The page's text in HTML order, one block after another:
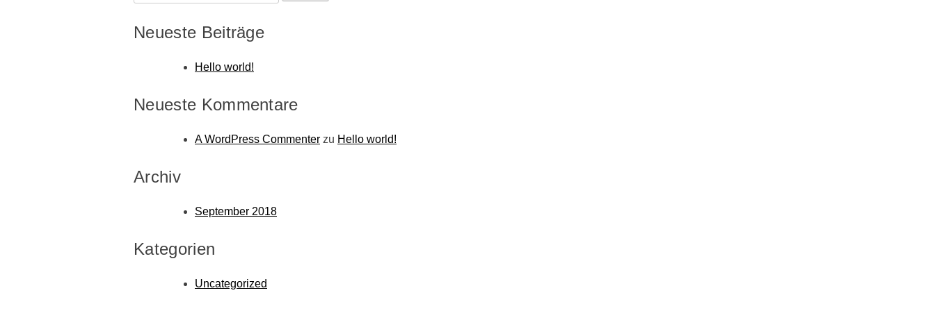
nach:
Neueste Beiträge
Hello world!
Neueste Kommentare
A WordPress Commenter zu Hello world!
Archiv
September 2018
Kategorien
Uncategorized